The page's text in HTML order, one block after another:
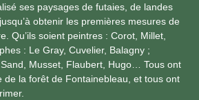
ses paysages de futaies, de landes
obtenir les premières mesures de
Qu’ils soient peintres : Corot, Millet,
: Le Gray, Cuvelier, Balagny ;
Musset, Flaubert, Hugo… Tous ont
de la forêt de Fontainebleau, et tous ont